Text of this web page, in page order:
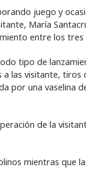
juego y
María
entre los tres
tipo de
las visitante, tiros
por una vaselina
de la
mientras que